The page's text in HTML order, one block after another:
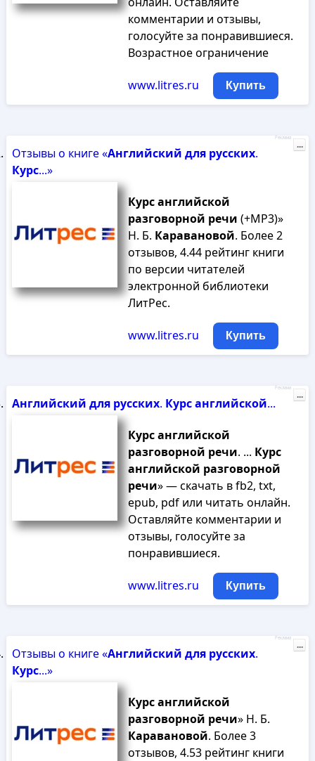
комментарии и отзывы,
голосуйте за понравившиеся.
Возрастное ограничение
www.litres.ru Купить
Отзывы о книге «Английский для русских.
Курс...»
Курсанглийской
разговорной речи (+MP3)»
Н. Б. Каравановой. Более 2
отзывов, 4.44 рейтинг книги
по версии читателей
электронной библиотеки
ЛитРес.
www.litres.ru Купить
Реклама
...
Английский для русских. Курсанглийской...
Курсанглийской
разговорной речи. ... Курс
английской разговорной
речи» — скачать в fb2, txt,
epub, pdf или читать онлайн.
Оставляйте комментарии и
отзывы, голосуйте за
понравившиеся.
www.litres.ru Купить
Реклама
...
Отзывы о книге «Английский для русских.
Курс...»
Курсанглийской
разговорной речи» Н. Б.
Каравановой. Более 3
отзывов, 4.53 рейтинг книги
Реклама
...